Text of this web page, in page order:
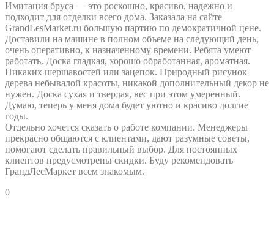
Имитация бруса — это роскошно, красиво, надежно и
подходит для отделки всего дома. Заказала на сайте
GrandLesMarket.ru большую партию по демократичной цене.
Доставили на машине в полном объеме на следующий день,
очень оперативно, к назначенному времени. Ребята умеют
работать. Доска гладкая, хорошо обработанная, ароматная.
Никаких шершавостей или зацепок. Природный рисунок
дерева небывалой красоты, никакой дополнительный декор не
нужен. Доска сухая и твердая, вес при этом умеренный.
Думаю, теперь у меня дома будет уютно и красиво долгие
годы.
Отдельно хочется сказать о работе компании. Менеджеры
прекрасно общаются с клиентами, дают разумные советы,
помогают сделать правильный выбор. Для постоянных
клиентов предусмотрены скидки. Буду рекомендовать
ГрандЛесМаркет всем знакомым.
0